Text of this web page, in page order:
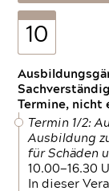
10
Termine, nicht
Termin 1/2:
Ausbildung
für Schäden
10.00—16.30
In dieser